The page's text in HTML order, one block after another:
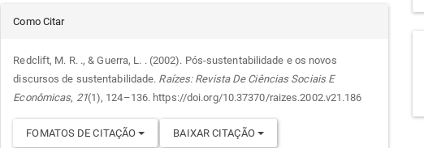
Detalhes
do
artigo
Como Citar
Redclift, M. R. ., & Guerra, L. . (2002). Pós-sustentabilidade e os novos
discursos de sustentabilidade. Raízes: Revista De Ciências Sociais E
Econômicas, 21(1), 124–136. https://doi.org/10.37370/raizes.2002.v21.186
FOMATOS DE CITAÇÃO BAIXAR CITAÇÃO